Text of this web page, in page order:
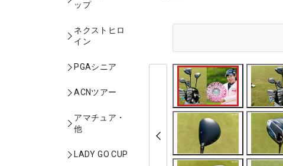
ップ
ネクストヒロ
イン
PGAシニア
ACNツアー
アマチュア・
他
LADY GO CUP